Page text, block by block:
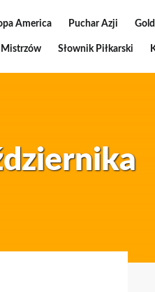
America Puchar Azji
Mistrzów Słownik Piłkarski